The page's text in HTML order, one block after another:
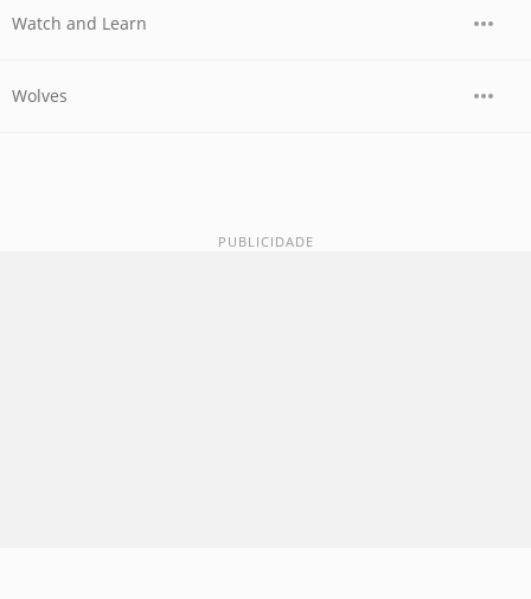
Watch and Learn
Wolves